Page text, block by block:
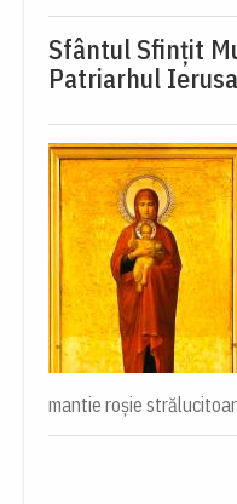
Sfântul Sfinţit
Patriarhul
mantie roșie